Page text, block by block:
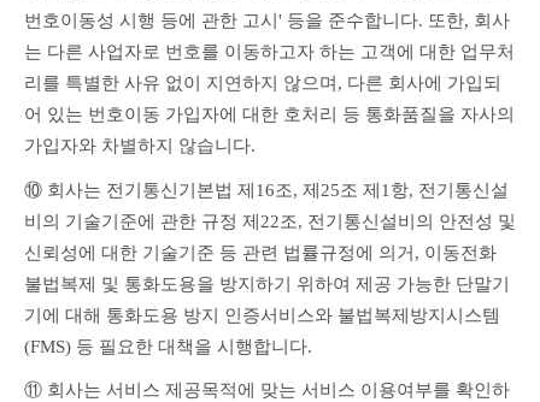
번호이동성 시행 등에 관한 고시' 등을 준수합니다. 또한, 회사
는 다른 사업자로 번호를 이동하고자 하는 고객에 대한 업무처
리를 특별한 사유 없이 지연하지 않으며, 다른 회사에 가입되
어 있는 번호이동 가입자에 대한 호처리 등 통화품질을 자사의
가입자와 차별하지 않습니다.
⑩ 회사는 전기통신기본법 제16조, 제25조 제1항, 전기통신설
비의 기술기준에 관한 규정 제22조, 전기통신설비의 안전성 및
신뢰성에 대한 기술기준 등 관련 법률규정에 의거, 이동전화
불법복제 및 통화도용을 방지하기 위하여 제공 가능한 단말기
기에 대해 통화도용 방지 인증서비스와 불법복제방지시스템
(FMS) 등 필요한 대책을 시행합니다.
⑪ 회사는 서비스 제공목적에 맞는 서비스 이용여부를 확인하